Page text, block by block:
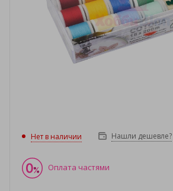
Нет в наличии Нашли дешевле?
Оплата частями